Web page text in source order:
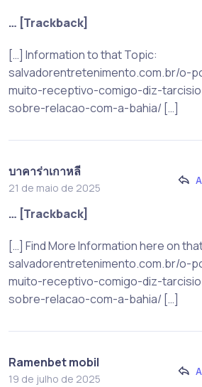
… [Trackback]
[…] Information to that Topic:
salvadorentretenimento.com.br/o-
muito-receptivo-comigo-diz-
sobre-relacao-com-a-bahia/ […]
บาคาร่าเกาหลี
21 de maio de 2025
… [Trackback]
[…] Find More Information here on
salvadorentretenimento.com.br/o-
muito-receptivo-comigo-diz-
sobre-relacao-com-a-bahia/ […]
Ramenbet mobil
19 de julho de 2025